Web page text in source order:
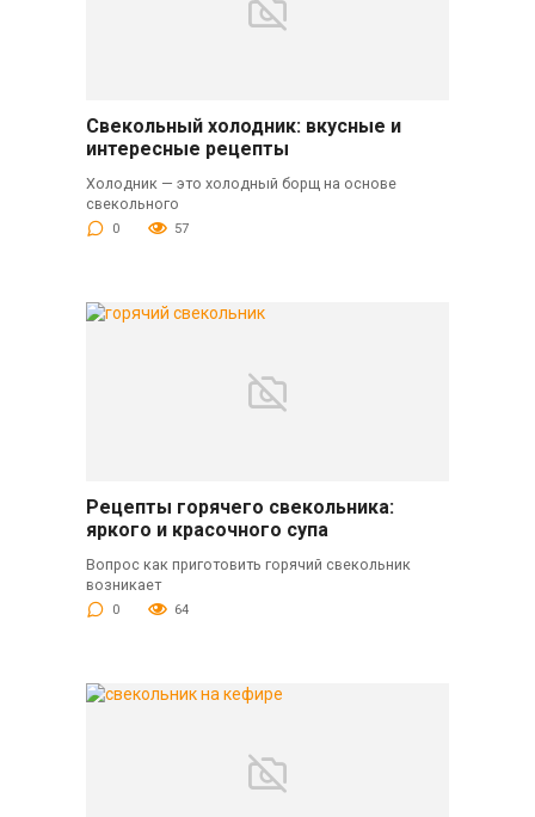
Свекольный холодник: вкусные и
интересные рецепты
Холодник — это холодный борщ на основе
свекольного
0 57
Рецепты горячего свекольника:
яркого и красочного супа
Вопрос как приготовить горячий свекольник
возникает
0 64